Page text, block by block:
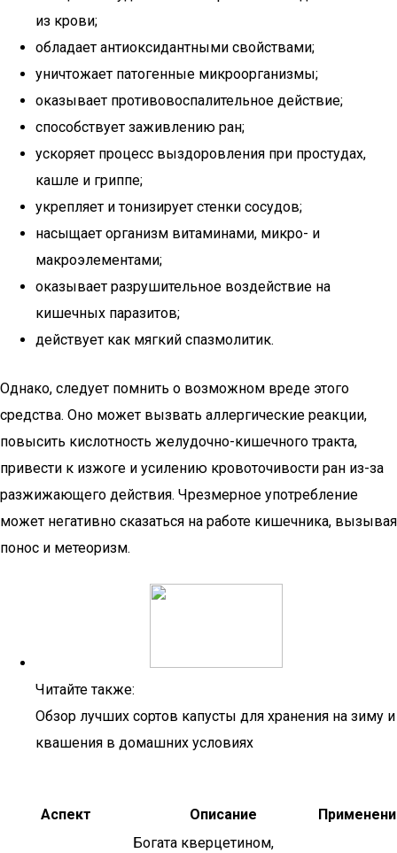
из крови;
обладает антиоксидантными свойствами;
уничтожает патогенные микроорганизмы;
оказывает противовоспалительное действие;
способствует заживлению ран;
ускоряет процесс выздоровления при простудах,
кашле и гриппе;
укрепляет и тонизирует стенки сосудов;
насыщает организм витаминами, микро- и
макроэлементами;
оказывает разрушительное воздействие на
кишечных паразитов;
действует как мягкий спазмолитик.
Однако, следует помнить о возможном вреде этого
средства. Оно может вызвать аллергические реакции,
повысить кислотность желудочно-кишечного тракта,
привести к изжоге и усилению кровоточивости ран из-за
разжижающего действия. Чрезмерное употребление
может негативно сказаться на работе кишечника, вызывая
понос и метеоризм.
Читайте также:
Обзор лучших сортов капусты для хранения на зиму и
квашения в домашних условиях
Аспект Описание
Богата кверцетином,